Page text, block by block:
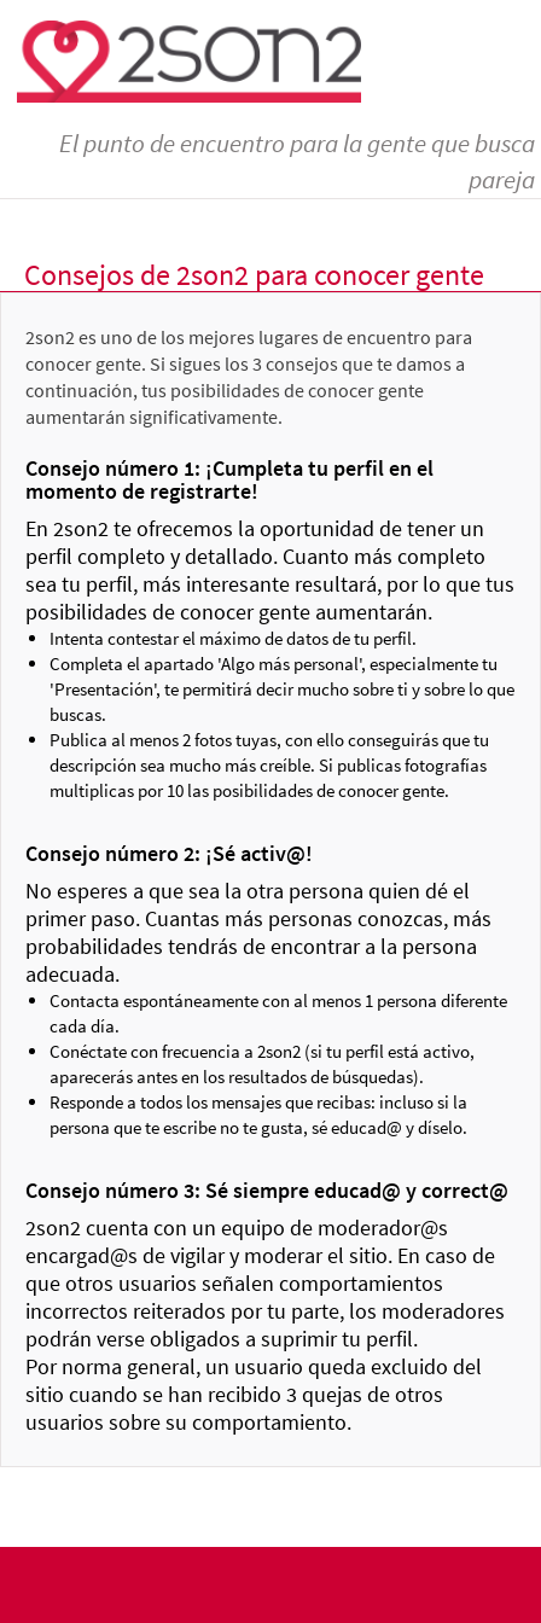
El punto de encuentro para la gente que busca
pareja
Consejos de 2son2 para conocer gente
2son2 es uno de los mejores lugares de encuentro para
conocer gente. Si sigues los 3 consejos que te damos a
continuación, tus posibilidades de conocer gente
aumentarán significativamente.
Consejo número 1: ¡Cumpleta tu perfil en el
momento de registrarte!
En 2son2 te ofrecemos la oportunidad de tener un
perfil completo y detallado. Cuanto más completo
sea tu perfil, más interesante resultará, por lo que tus
posibilidades de conocer gente aumentarán.
Intenta contestar el máximo de datos de tu perfil.
Completa el apartado 'Algo más personal', especialmente tu
'Presentación', te permitirá decir mucho sobre ti y sobre lo que
buscas.
Publica al menos 2 fotos tuyas, con ello conseguirás que tu
descripción sea mucho más creíble. Si publicas fotografías
multiplicas por 10 las posibilidades de conocer gente.
Consejo número 2: ¡Sé activ@!
No esperes a que sea la otra persona quien dé el
primer paso. Cuantas más personas conozcas, más
probabilidades tendrás de encontrar a la persona
adecuada.
Contacta espontáneamente con al menos 1 persona diferente
cada día.
Conéctate con frecuencia a 2son2 (si tu perfil está activo,
aparecerás antes en los resultados de búsquedas).
Responde a todos los mensajes que recibas: incluso si la
persona que te escribe no te gusta, sé educad@ y díselo.
Consejo número 3: Sé siempre educad@ y correct@
2son2 cuenta con un equipo de moderador@s
encargad@s de vigilar y moderar el sitio. En caso de
que otros usuarios señalen comportamientos
incorrectos reiterados por tu parte, los moderadores
podrán verse obligados a suprimir tu perfil.
Por norma general, un usuario queda excluido del
sitio cuando se han recibido 3 quejas de otros
usuarios sobre su comportamiento.